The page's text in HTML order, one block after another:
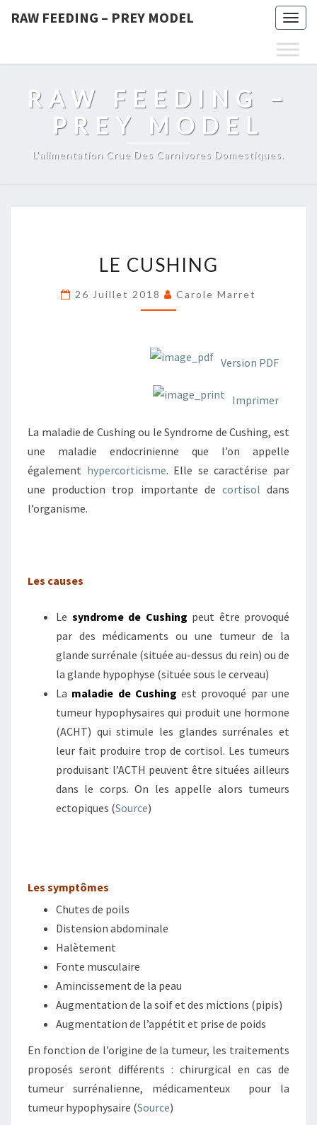
RAW FEEDING – PREY MODEL
RAW FEEDING –
PREY MODEL
L'alimentation Crue Des Carnivores Domestiques.
CUSHING
LE CUSHING
26 Juillet 2018 Carole Marret
Version PDF
Imprimer
La maladie de Cushing ou le Syndrome de Cushing, est
une maladie endocrinienne que l’on appelle
également hypercorticisme. Elle se caractérise par
une production trop importante de cortisol dans
l’organisme.
Les causes
Le syndrome de Cushing peut être provoqué
par des médicaments ou une tumeur de la
glande surrénale (située au-dessus du rein) ou de
la glande hypophyse (située sous le cerveau)
La maladie de Cushing est provoqué par une
tumeur hypophysaires qui produit une hormone
(ACHT) qui stimule les glandes surrénales et
leur fait produire trop de cortisol. Les tumeurs
produisant l’ACTH peuvent être situées ailleurs
dans le corps. On les appelle alors tumeurs
ectopiques (Source)
Les symptômes
Chutes de poils
Distension abdominale
Halètement
Fonte musculaire
Amincissement de la peau
Augmentation de la soif et des mictions (pipis)
Augmentation de l’appétit et prise de poids
En fonction de l’origine de la tumeur, les traitements
proposés seront différents : chirurgical en cas de
tumeur surrénalienne, médicamenteux pour la
tumeur hypophysaire (Source)